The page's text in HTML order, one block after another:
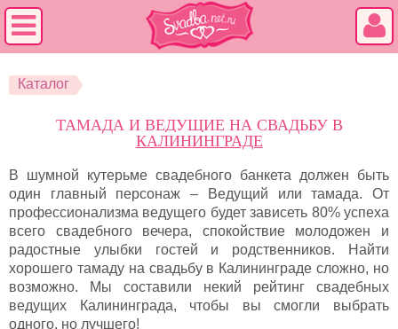
Каталог
ТАМАДА И ВЕДУЩИЕ НА СВАДЬБУ В
КАЛИНИНГРАДЕ
В шумной кутерьме свадебного банкета должен быть
один главный персонаж – Ведущий или тамада. От
профессионализма ведущего будет зависеть 80% успеха
всего свадебного вечера, спокойствие молодожен и
радостные улыбки гостей и родственников. Найти
хорошего тамаду на свадьбу в Калининграде сложно, но
возможно. Мы составили некий рейтинг свадебных
ведущих Калининграда, чтобы вы смогли выбрать
одного, но лучшего!